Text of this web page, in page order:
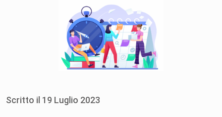
Scritto il 19 Luglio 2023